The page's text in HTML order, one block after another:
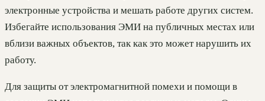
электронные устройства и мешать работе других систем.
Избегайте использования ЭМИ на публичных местах или
вблизи важных объектов, так как это может нарушить их
работу.
Для защиты от электромагнитной помехи и помощи в